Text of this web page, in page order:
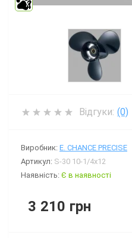
4
Відгуки: (0)
Виробник: E. CHANCE PRECISE
Артикул: S-30 10-1/4x12
Наявність: Є в наявності
3 210 грн